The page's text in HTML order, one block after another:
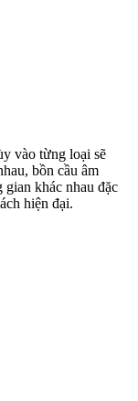
vào từng loại sẽ
bồn cầu âm
khác nhau đặc
hiện đại.